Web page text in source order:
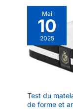
Mai
10
2025
Test du
de forme et